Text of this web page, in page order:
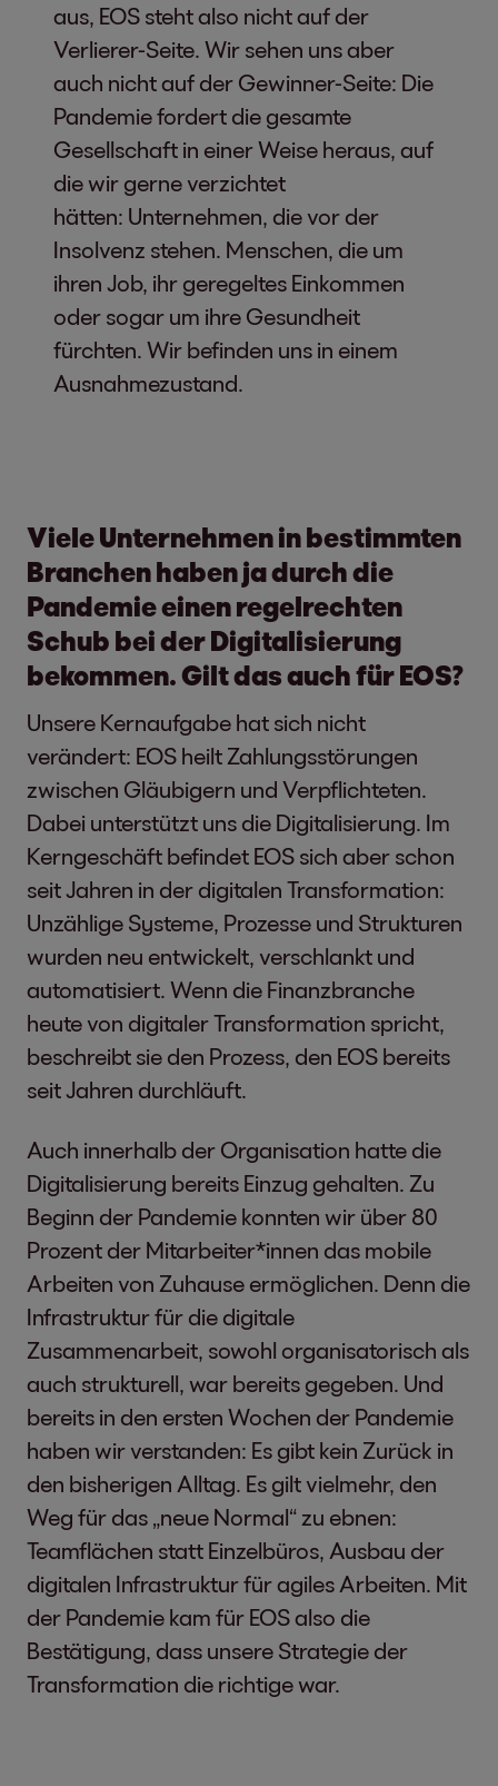
aus, EOS steht also nicht auf der
Verlierer-Seite. Wir sehen uns aber
auch nicht auf der Gewinner-Seite: Die
Pandemie fordert die gesamte
Gesellschaft in einer Weise heraus, auf
die wir gerne verzichtet
hätten: Unternehmen, die vor der
Insolvenz stehen. Menschen, die um
ihren Job, ihr geregeltes Einkommen
oder sogar um ihre Gesundheit
fürchten. Wir befinden uns in einem
Ausnahmezustand.
Viele Unternehmen in bestimmten
Branchen haben ja durch die
Pandemie einen regelrechten
Schub bei der Digitalisierung
bekommen. Gilt das auch für EOS?
Unsere Kernaufgabe hat sich nicht
verändert: EOS heilt Zahlungsstörungen
zwischen Gläubigern und Verpflichteten.
Dabei unterstützt uns die Digitalisierung. Im
Kerngeschäft befindet EOS sich aber schon
seit Jahren in der digitalen Transformation:
Unzählige Systeme, Prozesse und Strukturen
wurden neu entwickelt, verschlankt und
automatisiert. Wenn die Finanzbranche
heute von digitaler Transformation spricht,
beschreibt sie den Prozess, den EOS bereits
seit Jahren durchläuft.
Auch innerhalb der Organisation hatte die
Digitalisierung bereits Einzug gehalten. Zu
Beginn der Pandemie konnten wir über 80
Prozent der Mitarbeiter*innen das mobile
Arbeiten von Zuhause ermöglichen. Denn die
Infrastruktur für die digitale
Zusammenarbeit, sowohl organisatorisch als
auch strukturell, war bereits gegeben. Und
bereits in den ersten Wochen der Pandemie
haben wir verstanden: Es gibt kein Zurück in
den bisherigen Alltag. Es gilt vielmehr, den
Weg für das „neue Normal“ zu ebnen:
Teamflächen statt Einzelbüros, Ausbau der
digitalen Infrastruktur für agiles Arbeiten. Mit
der Pandemie kam für EOS also die
Bestätigung, dass unsere Strategie der
Transformation die richtige war.